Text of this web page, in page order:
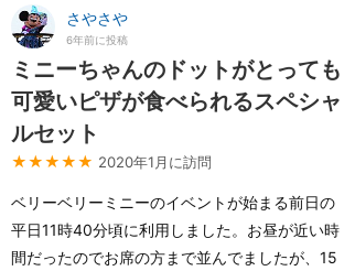
さやさや
6年前に投稿
ミニーちゃんのドットがとっても
可愛いピザが食べられるスペシャ
ルセット
★★★★★ 2020年1月に訪問
ベリーベリーミニーのイベントが始まる前日の
平日11時40分頃に利用しました。お昼が近い時
間だったのでお席の方まで並んでましたが、15